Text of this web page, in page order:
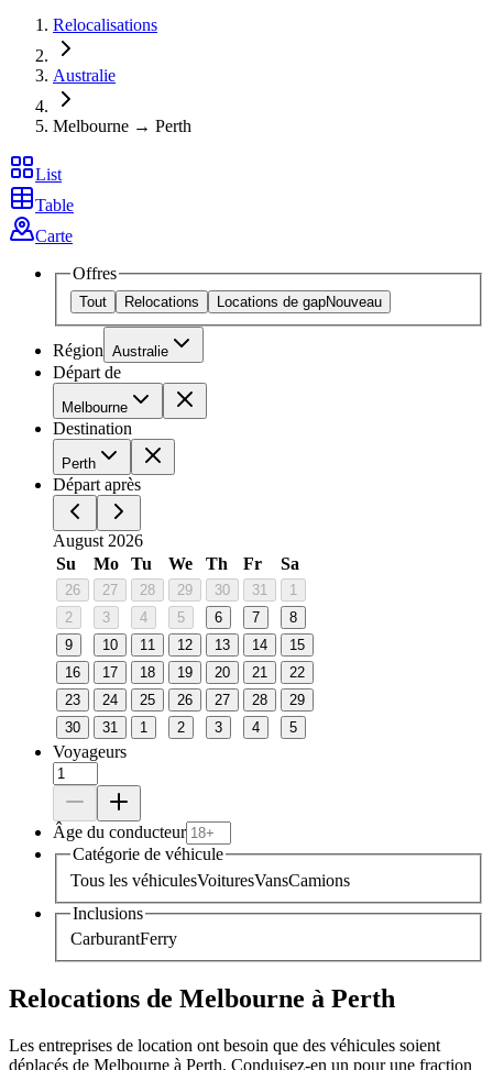
Relocalisations
Australie
Melbourne → Perth
List
Table
Carte
Offres
Tout Relocations Locations de gapNouveau
Région Australie
Départ de
Melbourne
Destination
Perth
Départ après
August 2026
Su
Mo Tu We Th Fr Sa
26 27 28 29 30 31
1
2
3 4 5 6 7
8
9
10 11 12 13 14
15
16
17 18 19 20 21
22
23
24 25 26 27 28
29
30
31 1 2 3 4 5
Voyageurs
Âge du conducteur
Catégorie de véhicule
Tous les véhiculesVoituresVansCamions
Inclusions
CarburantFerry
Relocations de Melbourne à Perth
Les entreprises de location ont besoin que des véhicules soient
déplacés de Melbourne à Perth. Conduisez-en un pour une fraction